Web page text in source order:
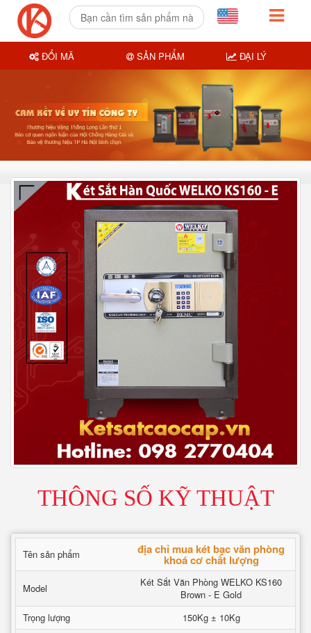
THÔNG SỐ KỸ THUẬT
Tên sản phẩm địa chỉ mua két bạc văn phòng
khoá cơ chất lượng
Model
Két Sắt Văn Phòng WELKO KS160
Brown - E Gold
Trọng lượng
150Kg ± 10Kg
ĐỔI MÃ SẢN PHẨM ĐẠI LÝ